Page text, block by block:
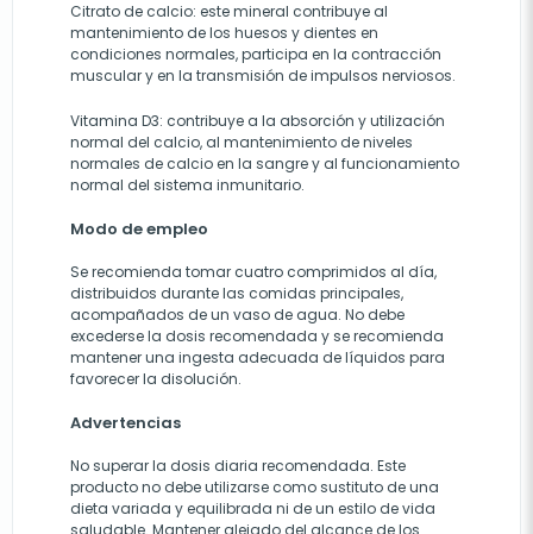
Citrato de calcio: este mineral contribuye al
mantenimiento de los huesos y dientes en
condiciones normales, participa en la contracción
muscular y en la transmisión de impulsos nerviosos.
Vitamina D3: contribuye a la absorción y utilización
normal del calcio, al mantenimiento de niveles
normales de calcio en la sangre y al funcionamiento
normal del sistema inmunitario.
Modo de empleo
Se recomienda tomar cuatro comprimidos al día,
distribuidos durante las comidas principales,
acompañados de un vaso de agua. No debe
excederse la dosis recomendada y se recomienda
mantener una ingesta adecuada de líquidos para
favorecer la disolución.
Advertencias
No superar la dosis diaria recomendada. Este
producto no debe utilizarse como sustituto de una
dieta variada y equilibrada ni de un estilo de vida